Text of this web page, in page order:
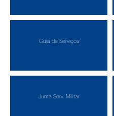
Guia de Serviços
Junta Serv. Militar